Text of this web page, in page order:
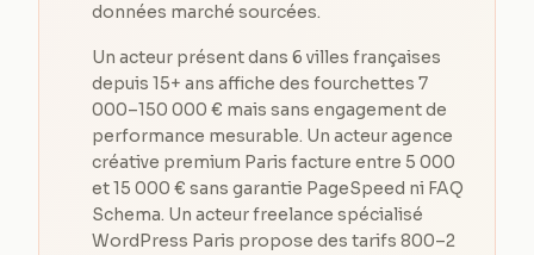
données marché sourcées.
Un acteur présent dans 6 villes françaises
depuis 15+ ans affiche des fourchettes 7
000–150 000 € mais sans engagement de
performance mesurable. Un acteur agence
créative premium Paris facture entre 5 000
et 15 000 € sans garantie PageSpeed ni FAQ
Schema. Un acteur freelance spécialisé
WordPress Paris propose des tarifs 800–2